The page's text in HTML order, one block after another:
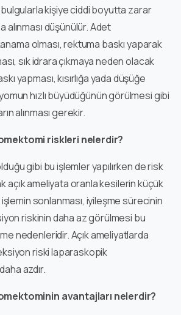
kişiye ciddi boyutta zarar
alınması düşünülür. Adet
olması, rektuma baskı yaparak
sık idrara çıkmaya neden olacak
yapması, kısırlığa yada düşüğe
hızlı büyüdüğünün görülmesi gibi
alınması gerekir.
riskleri nelerdir?
gibi bu işlemler yapılırken de risk
açık ameliyata oranla kesilerin küçük
sonlanması, iyileşme sürecinin
riskinin daha az görülmesi bu
nedenleridir. Açık ameliyatlarda
riski laparaskopik
azdır.
avantajları nelerdir?